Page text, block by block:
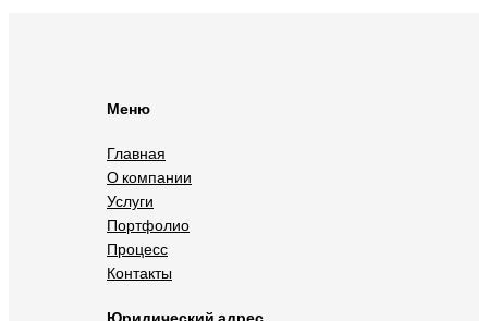
Меню
Главная
О компании
Услуги
Портфолио
Процесс
Контакты